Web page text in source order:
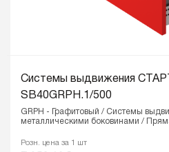
Системы выдвижения
SB40GRPH.1/500
GRPH - Графитовый / Системы
металлическими боковинами /
Розн. цена за 1 шт